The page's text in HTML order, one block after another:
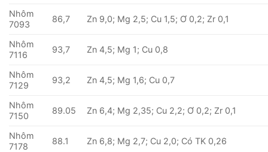
Nhôm
7093
86,7 Zn 9,0; Mg 2,5; Cu 1,5; Ơ 0,2; Zr 0,1
Nhôm
7116
93,7 Zn 4,5; Mg 1; Cu 0,8
Nhôm
7129
93,2 Zn 4,5; Mg 1,6; Cu 0,7
Nhôm
7150
89.05 Zn 6,4; Mg 2,35; Cu 2,2; Ơ 0,2; Zr 0,1
Nhôm
7178
88.1 Zn 6,8; Mg 2,7; Cu 2,0; Có TK 0,26